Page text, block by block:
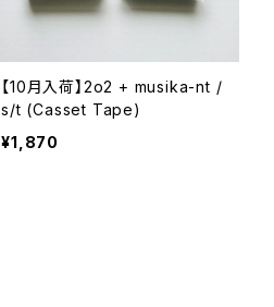
【10月入荷】2o2 + musika-nt /
s/t (Casset Tape)
¥1,870